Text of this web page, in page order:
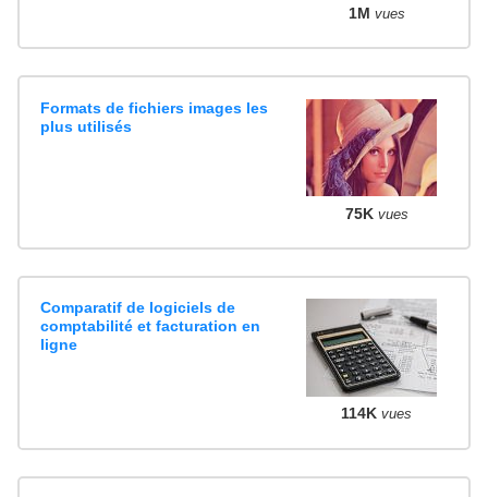
1M vues
Formats de fichiers images les
plus utilisés
75K vues
Comparatif de logiciels de
comptabilité et facturation en
ligne
114K vues